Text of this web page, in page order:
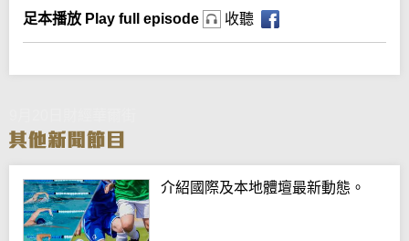
足本播放 Play full episode 收聽
介紹國際及本地體壇最新動態。